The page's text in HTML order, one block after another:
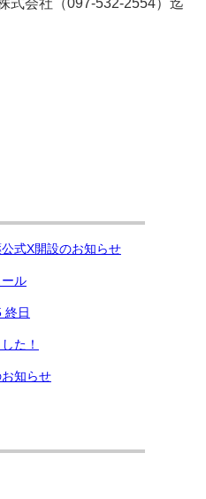
式会社（097-532-2554）迄
式X開設のお知らせ
ル
日
た！
知らせ